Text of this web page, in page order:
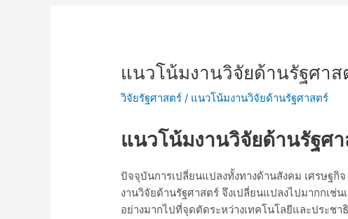
แนวโน้มงานวิจัยด้านรัฐศาส
วิจัยรัฐศาสตร์ / แนวโน้มงานวิจัยด้านรัฐศาสตร์
แนวโน้มงานวิจัยด้านรัฐศ
ปัจจุบันการเปลี่ยนแปลงทั้งทางด้านสังคม เศรษฐกิ
งานวิจัยด้านรัฐศาสตร์ จึงเปลี่ยนแปลงไปมากกเช่
อย่างมากไปที่จุดตัดระหว่างเทคโนโลยีและประชา